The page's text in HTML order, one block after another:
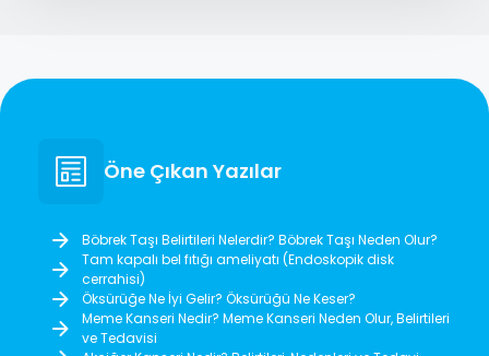
Öne Çıkan Yazılar
Böbrek Taşı Belirtileri Nelerdir? Böbrek Taşı Neden Olur?
Tam kapalı bel fıtığı ameliyatı (Endoskopik disk
cerrahisi)
Öksürüğe Ne İyi Gelir? Öksürüğü Ne Keser?
Meme Kanseri Nedir? Meme Kanseri Neden Olur, Belirtileri
ve Tedavisi